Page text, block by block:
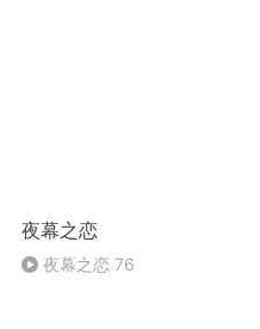
夜幕之恋
夜幕之恋 76